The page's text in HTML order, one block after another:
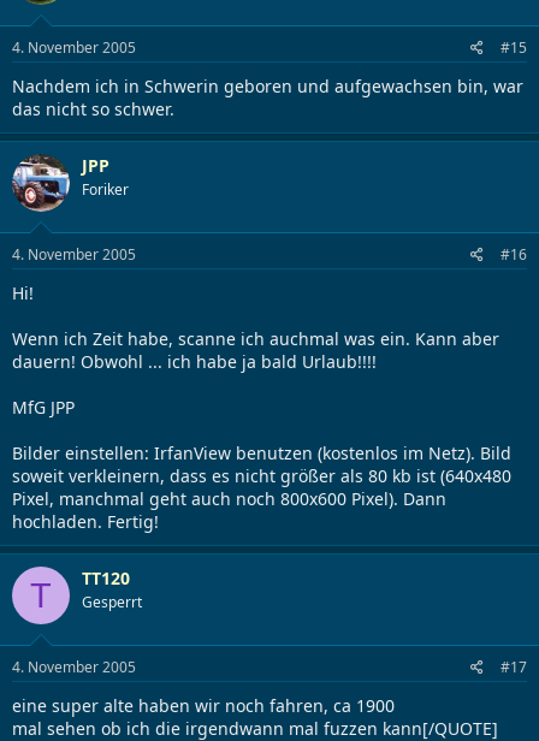
4. November 2005 #15
Nachdem ich in Schwerin geboren und aufgewachsen bin, war
das nicht so schwer.
JPP
Foriker
4. November 2005 #16
Hi!
Wenn ich Zeit habe, scanne ich auchmal was ein. Kann aber
dauern! Obwohl ... ich habe ja bald Urlaub!!!!
MfG JPP
Bilder einstellen: IrfanView benutzen (kostenlos im Netz). Bild
soweit verkleinern, dass es nicht größer als 80 kb ist (640x480
Pixel, manchmal geht auch noch 800x600 Pixel). Dann
hochladen. Fertig!
T TT120
Gesperrt
4. November 2005 #17
eine super alte haben wir noch fahren, ca 1900
mal sehen ob ich die irgendwann mal fuzzen kann[/QUOTE]